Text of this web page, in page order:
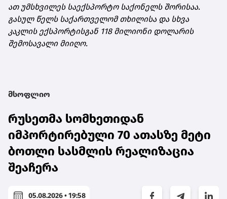
ათ უმსხვილეს საექსპორტო საქონელს შორისაა.
გასულ წელს საქართველომ თხილისა და სხვა
კაკლის ექსპორტისგან 118 მილიონი დოლარის
შემოსავალი მიიღო.
მსოფლიო
რუსეთმა სომხეთიდან
იმპორტირებული 70 ათასზე მეტი
ბოთლი სასმლის რეალიზაცია
შეაჩერა
05.08.2026 • 19:58